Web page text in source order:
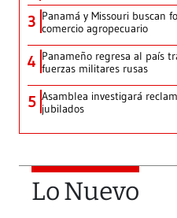
3 Panamá y Missouri buscan
comercio agropecuario
4 Panameño regresa al país
fuerzas militares rusas
5 Asamblea investigará
jubilados
Lo Nuevo